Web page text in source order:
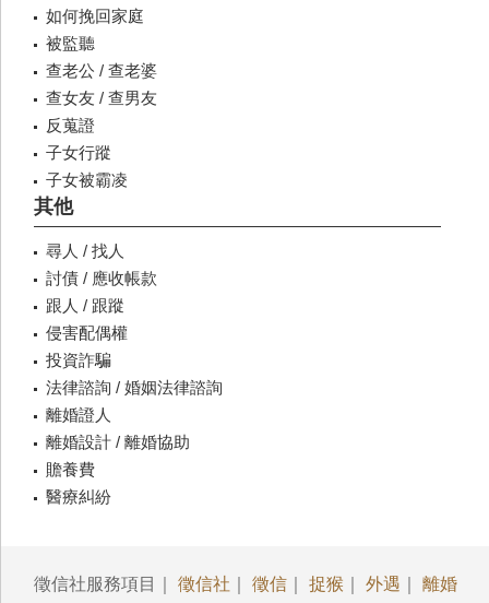
如何挽回家庭
被監聽
查老公 / 查老婆
查女友 / 查男友
反蒐證
子女行蹤
子女被霸凌
其他
尋人 / 找人
討債 / 應收帳款
跟人 / 跟蹤
侵害配偶權
投資詐騙
法律諮詢 / 婚姻法律諮詢
離婚證人
離婚設計 / 離婚協助
贍養費
醫療糾紛
徵信社服務項目｜ 徵信社 徵信 捉猴 外遇 離婚